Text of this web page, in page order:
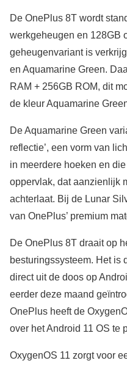
De OnePlus 8T wordt
werkgeheugen en 128GB
geheugenvariant is
en Aquamarine Green.
RAM + 256GB ROM, dit
de kleur Aquamarine
De Aquamarine Green
reflectie’, een vorm van
in meerdere hoeken en
oppervlak, dat aanzienlijk
achterlaat. Bij de Lunar
van OnePlus’ premium
De OnePlus 8T draait op
besturingssysteem. Het is
direct uit de doos op
eerder deze maand
OnePlus heeft de
over het Android 11 OS te
OxygenOS 11 zorgt voor